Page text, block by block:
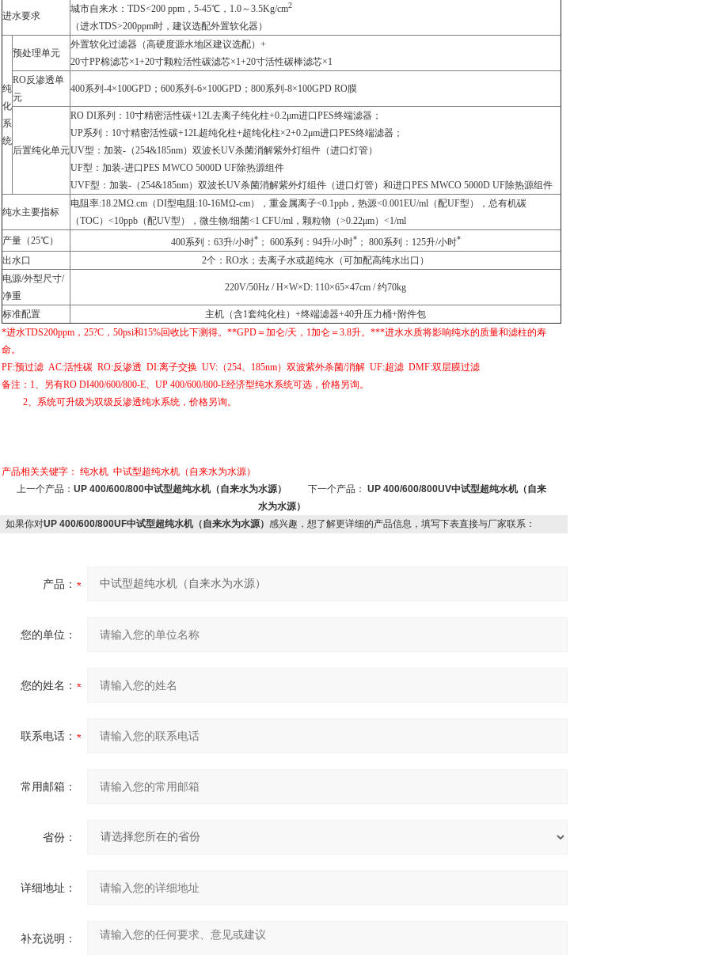
进水要求
城市自来水：TDS<200 ppm，5-45℃，1.0～3.5Kg/cm2
（进水TDS>200ppm时，建议选配外置软化器）
纯
化
系
统
预处理单元
外置软化过滤器（高硬度源水地区建议选配）+
20寸PP棉滤芯×1+20寸颗粒活性碳滤芯×1+20寸活性碳棒滤芯×1
RO反渗透单
元
400系列-4×100GPD；600系列-6×100GPD；800系列-8×100GPD RO膜
后置纯化单元
RO DI系列：10寸精密活性碳+12L去离子纯化柱+0.2μm进口PES终端滤器；
UP系列：10寸精密活性碳+12L超纯化柱+超纯化柱×2+0.2μm进口PES终端滤器；
UV型：加装-（254&185nm）双波长UV杀菌消解紫外灯组件（进口灯管）
UF型：加装-进口PES MWCO 5000D UF除热源组件
UVF型：加装-（254&185nm）双波长UV杀菌消解紫外灯组件（进口灯管）和进口PES MWCO 5000D UF除热源组件
纯水主要指标
电阻率:18.2MΩ.cm（DI型电阻:10-16MΩ-cm），重金属离子<0.1ppb，热源<0.001EU/ml（配UF型），总有机碳
（TOC）<10ppb（配UV型），微生物/细菌<1 CFU/ml，颗粒物（>0.22μm）<1/ml
产量（25℃）
400系列：63升/小时*； 600系列：94升/小时*； 800系列：125升/小时*
出水口
2个：RO水；去离子水或超纯水（可加配高纯水出口）
电源/外型尺寸/
净重
220V/50Hz / H×W×D: 110×65×47cm / 约70kg
标准配置
主机（含1套纯化柱）+终端滤器+40升压力桶+附件包
*进水TDS200ppm，25?C，50psi和15%回收比下测得。**GPD＝加仑/天，1加仑＝3.8升。***进水水质将影响纯水的质量和滤柱的寿
命。
PF:预过滤 AC:活性碳 RO:反渗透 DI:离子交换 UV:（254、185nm）双波紫外杀菌/消解 UF:超滤 DMF:双层膜过滤
备注：1、另有RO DI400/600/800-E、UP 400/600/800-E经济型纯水系统可选，价格另询。
2、系统可升级为双级反渗透纯水系统，价格另询。
产品相关关键字： 纯水机 中试型超纯水机（自来水为水源）
上一个产品： UP 400/600/800中试型超纯水机（自来水为水源） 下一个产品： UP 400/600/800UV中试型超纯水机（自来
水为水源）
如果你对UP 400/600/800UF中试型超纯水机（自来水为水源） 感兴趣，想了解更详细的产品信息，填写下表直接与厂家联系：
产品：
您的单位：
您的姓名：
联系电话：
常用邮箱：
省份：
详细地址：
补充说明：